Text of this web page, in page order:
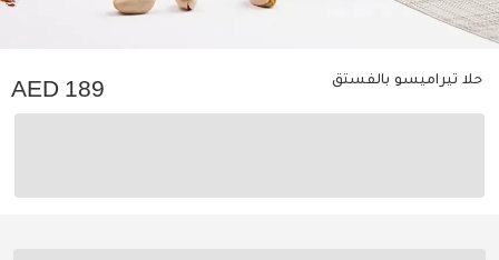
حلا تيراميسو بالفستق 189